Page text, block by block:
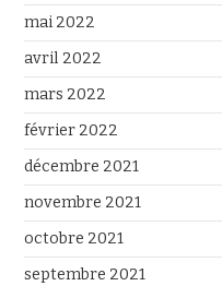
mai 2022
avril 2022
mars 2022
février 2022
décembre 2021
novembre 2021
octobre 2021
septembre 2021